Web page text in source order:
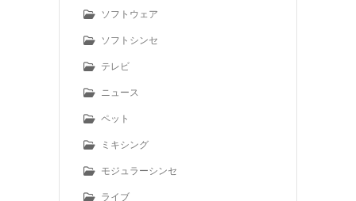
ソフトウェア
ソフトシンセ
テレビ
ニュース
ペット
ミキシング
モジュラーシンセ
ライブ